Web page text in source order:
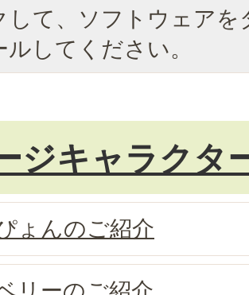
して、ソフトウェア
ルしてください。
ジキャラクタ
ょんのご紹介